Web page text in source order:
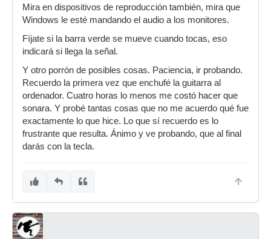
Mira en dispositivos de reproducción también, mira que
Windows le esté mandando el audio a los monitores.
Fíjate si la barra verde se mueve cuando tocas, eso
indicará si llega la señal.
Y otro porrón de posibles cosas. Paciencia, ir probando.
Recuerdo la primera vez que enchufé la guitarra al
ordenador. Cuatro horas lo menos me costó hacer que
sonara. Y probé tantas cosas que no me acuerdo qué fue
exactamente lo que hice. Lo que sí recuerdo es lo
frustrante que resulta. Ánimo y ve probando, que al final
darás con la tecla.